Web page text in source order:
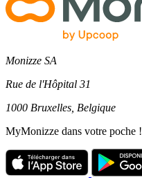
Monizze SA
Rue de l'Hôpital 31
1000 Bruxelles, Belgique
MyMonizze dans votre poche !